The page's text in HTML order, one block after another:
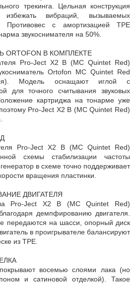
трекинга. Цельная конструкция
избежать вибраций, вызываемых
с амортизацией TPE
звукоснимателя на 50%.
ORTOFON В КОМПЛЕКТЕ
Pro-Ject X2 B (MC Quintet Red)
Ortofon MC Quintet Red
Модель оснащают иглой с
для точного считывания звуковых
картриджа на тонарме уже
Pro-Ject X2 B (MC Quintet Red)
Pro-Ject X2 B (MC Quintet Red)
схемы стабилизации частоты
в схеме точно поддерживает
вращения пластинки.
ДВИГАТЕЛЯ
Pro-Ject X2 B (MC Quintet Red)
демпфированию двигателя.
передаются на шасси, опорный диск
в проигрывателе балансируют
из TPE.
восемью слоями лака (но
и сатиновой отделкой). Такое